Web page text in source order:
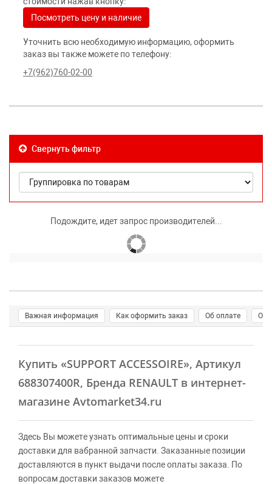
Посмотреть цену и наличие
Уточнить всю необходимую информацию, оформить
заказ вы также можете по телефону:
+7(962)760-02-00
Свернуть фильтр
Подождите, идет запрос производителей...
Важная информация Как оформить заказ Об оплате О
Купить «SUPPORT ACCESSOIRE», Артикул
688307400R, Бренда RENAULT в интернет-
магазине Avtomarket34.ru
Здесь Вы можете узнать оптимальные цены и сроки
доставки для вабранной запчасти. Заказанные позиции
доставляются в пункт выдачи после оплаты заказа. По
вопросам доставки заказов можете